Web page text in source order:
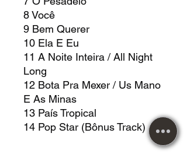
8 Você
9 Bem Querer
10 Ela E Eu
11 A Noite Inteira / All Night
Long
12 Bota Pra Mexer / Us Mano
E As Minas
13 País Tropical
14 Pop Star (Bônus Track)